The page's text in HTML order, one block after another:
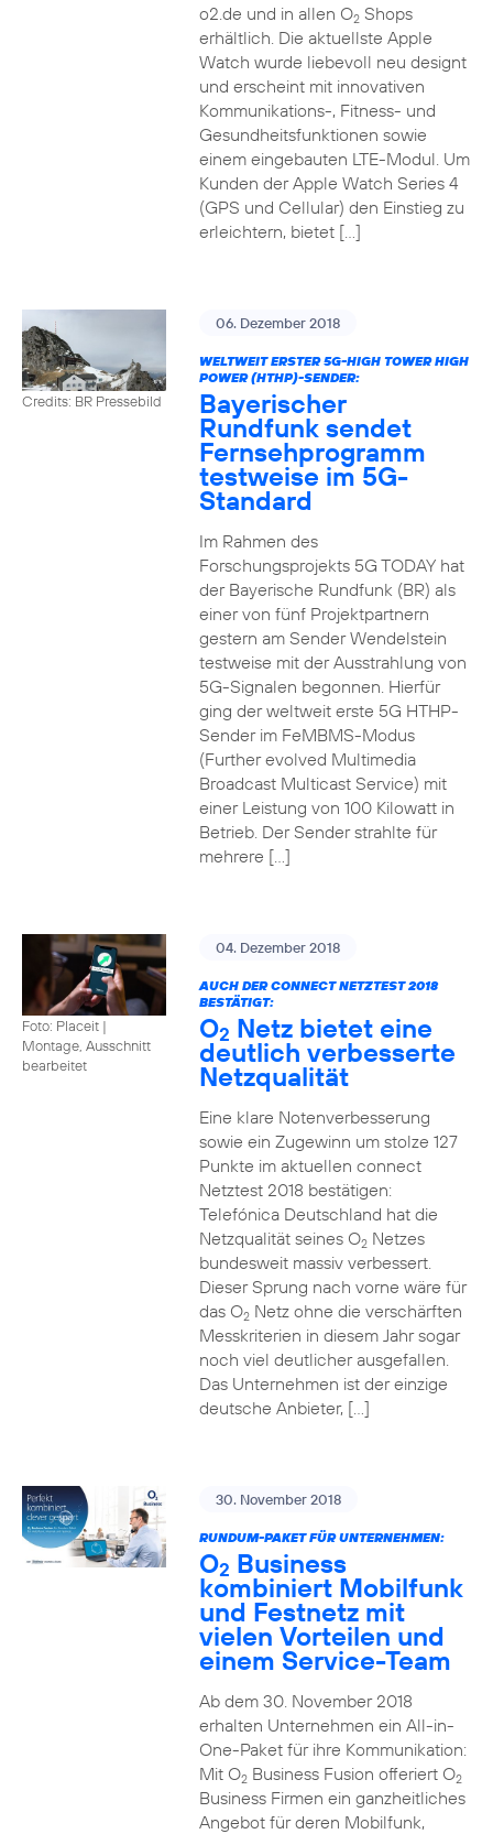
o2.de und in allen O2Shops
erhältlich. Die aktuellste Apple
Watch wurde liebevoll neu designt
und erscheint mit innovativen
Kommunikations-, Fitness- und
Gesundheitsfunktionen sowie
einem eingebauten LTE-Modul. Um
Kunden der Apple Watch Series 4
(GPS und Cellular) den Einstieg zu
erleichtern, bietet […]
Credits: BR Pressebild
06. Dezember 2018
WELTWEIT ERSTER 5G-HIGH TOWER HIGH
POWER (HTHP)-SENDER:
Bayerischer
Rundfunk sendet
Fernsehprogramm
testweise im 5G-
Standard
Im Rahmen des
Forschungsprojekts 5G TODAY hat
der Bayerische Rundfunk (BR) als
einer von fünf Projektpartnern
gestern am Sender Wendelstein
testweise mit der Ausstrahlung von
5G-Signalen begonnen. Hierfür
ging der weltweit erste 5G HTHP-
Sender im FeMBMS-Modus
(Further evolved Multimedia
Broadcast Multicast Service) mit
einer Leistung von 100 Kilowatt in
Betrieb. Der Sender strahlte für
mehrere […]
Foto: Placeit |
Montage, Ausschnitt
bearbeitet
04. Dezember 2018
AUCH DER CONNECT NETZTEST 2018
BESTÄTIGT:
O2 Netz bietet eine
deutlich verbesserte
Netzqualität
Eine klare Notenverbesserung
sowie ein Zugewinn um stolze 127
Punkte im aktuellen connect
Netztest 2018 bestätigen:
Telefónica Deutschland hat die
Netzqualität seines O2Netzes
bundesweit massiv verbessert.
Dieser Sprung nach vorne wäre für
das O2Netz ohne die verschärften
Messkriterien in diesem Jahr sogar
noch viel deutlicher ausgefallen.
Das Unternehmen ist der einzige
deutsche Anbieter, […]
30. November 2018
RUNDUM-PAKET FÜR UNTERNEHMEN:
O2 Business
kombiniert Mobilfunk
und Festnetz mit
vielen Vorteilen und
einem Service-Team
Ab dem 30. November 2018
erhalten Unternehmen ein All-in-
One-Paket für ihre Kommunikation:
Mit O2Business Fusion offeriert O2
Business Firmen ein ganzheitliches
Angebot für deren Mobilfunk,